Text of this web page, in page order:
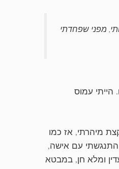
מפני שפחדתי
עמוס
מיהרתי, אז כמו
התנגשתי עם אישה,
ומלא חן, במבטא